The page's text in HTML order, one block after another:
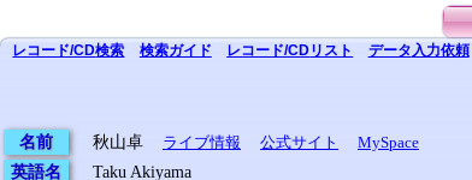
レコード/CD検索 検索ガイド レコード/CDリスト データ入力依頼
名前 秋山卓 ライブ情報 公式サイト MySpace
英語名
Taku Akiyama